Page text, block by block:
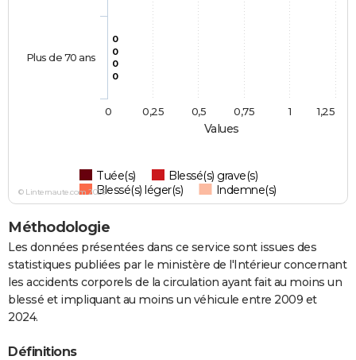
Values
0
0
0
0
Tuée(s)
Blessé(s) grave(s)
Blessé(s) léger(s)
Indemne(s)
Plus de 70 ans
0 1
0,25 0,5 0,75 1,25
© Linternaute.com 2026
Méthodologie
Les données présentées dans ce service sont issues des
statistiques publiées par le ministère de l'Intérieur concernant
les accidents corporels de la circulation ayant fait au moins un
blessé et impliquant au moins un véhicule entre 2009 et
2024.
Définitions